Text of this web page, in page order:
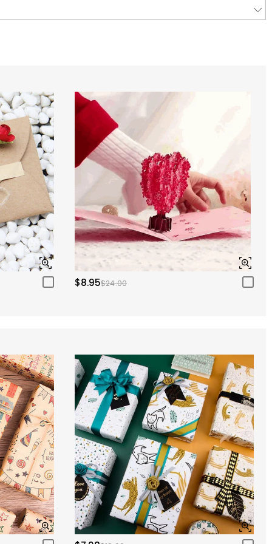
$8.95$24.00